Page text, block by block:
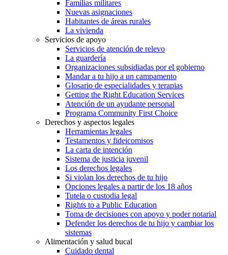
Familias militares
Nuevas asignaciones
Habitantes de áreas rurales
La vivienda
Servicios de apoyo
Servicios de atención de relevo
La guardería
Organizaciones subsidiadas por el gobierno
Mandar a tu hijo a un campamento
Glosario de especialidades y terapias
Getting the Right Education Services
Atención de un ayudante personal
Programa Community First Choice
Derechos y aspectos legales
Herramientas legales
Testamentos y fideicomisos
La carta de intención
Sistema de justicia juvenil
Los derechos legales
Si violan los derechos de tu hijo
Opciones legales a partir de los 18 años
Tutela o custodia legal
Rights to a Public Education
Toma de decisiones con apoyo y poder notarial
Defender los derechos de tu hijo y cambiar los
sistemas
Alimentación y salud bucal
Cuidado dental